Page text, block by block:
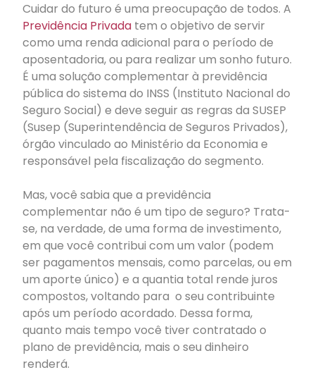
Cuidar do futuro é uma preocupação de todos. A
Previdência Privada tem o objetivo de servir
como uma renda adicional para o período de
aposentadoria, ou para realizar um sonho futuro.
É uma solução complementar à previdência
pública do sistema do INSS (Instituto Nacional do
Seguro Social) e deve seguir as regras da SUSEP
(Susep (Superintendência de Seguros Privados),
órgão vinculado ao Ministério da Economia e
responsável pela fiscalização do segmento.
Mas, você sabia que a previdência
complementar não é um tipo de seguro? Trata-
se, na verdade, de uma forma de investimento,
em que você contribui com um valor (podem
ser pagamentos mensais, como parcelas, ou em
um aporte único) e a quantia total rende juros
compostos, voltando para o seu contribuinte
após um período acordado. Dessa forma,
quanto mais tempo você tiver contratado o
plano de previdência, mais o seu dinheiro
renderá.